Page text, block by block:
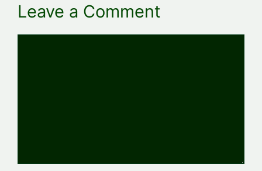
Leave a Comment